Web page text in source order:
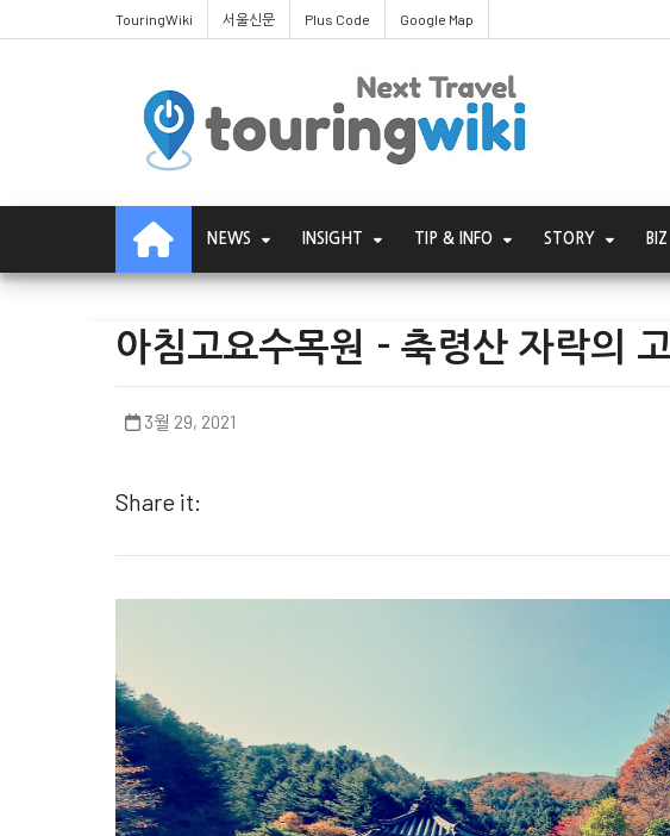
TouringWiki 서울신문 Plus Code Google Map
NEWS INSIGHT TIP & INFO STORY BIZ
아침고요수목원 - 축령산 자락의
3월 29, 2021
Share it: